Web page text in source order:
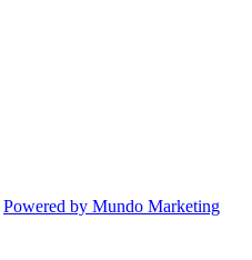
Powered by Mundo Marketing